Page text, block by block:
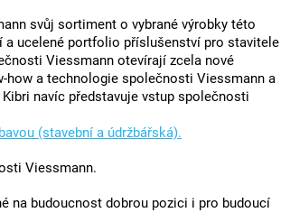
svůj sortiment o vybrané výrobky této
a ucelené portfolio příslušenství pro stavitele
Viessmann otevírají zcela nové
how a technologie společnosti Viessmann a
navíc představuje vstup společnosti
(stavební a údržbářská).
Viessmann.
na budoucnost dobrou pozici i pro budoucí